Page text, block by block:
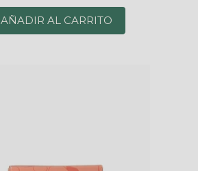
AÑADIR AL CARRITO